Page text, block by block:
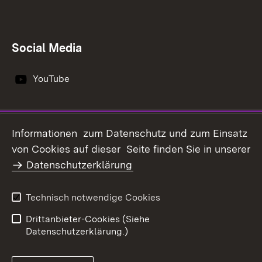
Social Media
YouTube
Impressum
Datenschutz
Erklärung zur
Barrierefreiheit
Benutzungshinweise
Ernährung - Ländlicher
Informationen zum Datenschutz und zum Einsatz
von Cookies auf dieser Seite finden Sie in unserer
Datenschutzerklärung
Technisch notwendige Cookies
Drittanbieter-Cookies (Siehe
Datenschutzerklärung.)